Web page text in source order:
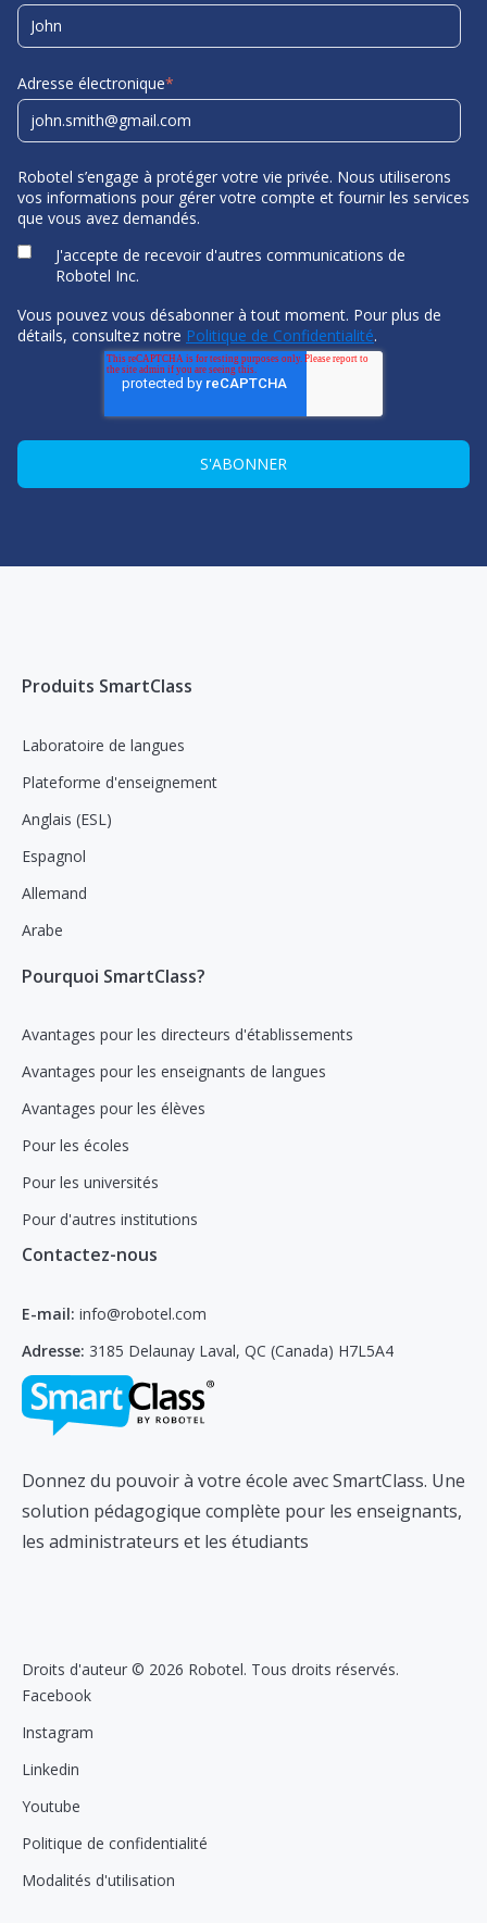
Adresse électronique*
Robotel s’engage à protéger votre vie privée. Nous utiliserons
vos informations pour gérer votre compte et fournir les services
que vous avez demandés.
J'accepte de recevoir d'autres communications de
Robotel Inc.
Vous pouvez vous désabonner à tout moment. Pour plus de
détails, consultez notre Politique de Confidentialité.
Produits SmartClass
Laboratoire de langues
Plateforme d'enseignement
Anglais (ESL)
Espagnol
Allemand
Arabe
Pourquoi SmartClass?
Avantages pour les directeurs d'établissements
Avantages pour les enseignants de langues
Avantages pour les élèves
Pour les écoles
Pour les universités
Pour d'autres institutions
Contactez-nous
E-mail: info@robotel.com
Adresse: 3185 Delaunay Laval, QC (Canada) H7L5A4
Donnez du pouvoir à votre école avec SmartClass. Une
solution pédagogique complète pour les enseignants,
les administrateurs et les étudiants
Droits d'auteur © 2026 Robotel. Tous droits réservés.
Facebook
Instagram
Linkedin
Youtube
Politique de confidentialité
Modalités d'utilisation